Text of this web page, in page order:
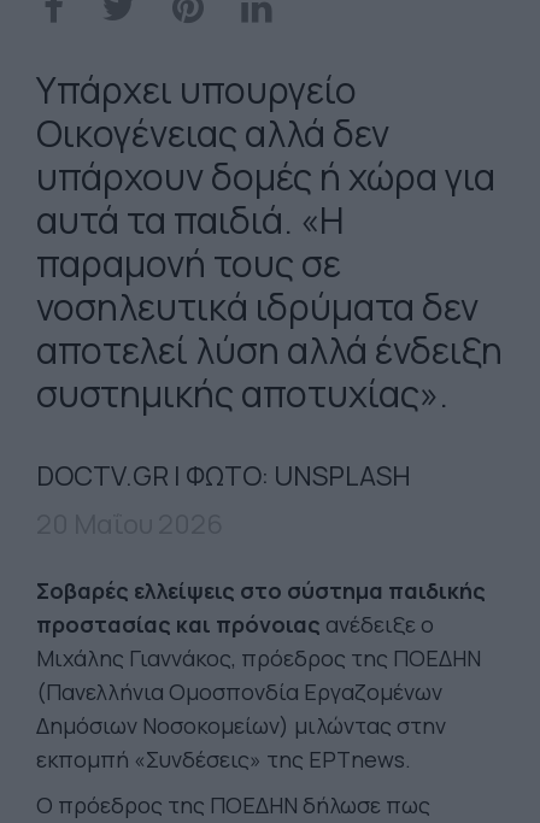
Υπάρχει υπουργείο
Οικογένειας αλλά δεν
υπάρχουν δομές ή χώρα για
αυτά τα παιδιά. «Η
παραμονή τους σε
νοσηλευτικά ιδρύματα δεν
αποτελεί λύση αλλά ένδειξη
συστημικής αποτυχίας».
DOCTV.GR | ΦΩΤΟ: UNSPLASH
Σοβαρές ελλείψεις στο σύστημα παιδικής
προστασίας και πρόνοιας ανέδειξε ο
Μιχάλης Γιαννάκος, πρόεδρος της ΠΟΕΔΗΝ
(Πανελλήνια Ομοσπονδία Εργαζομένων
Δημόσιων Νοσοκομείων) μιλώντας στην
εκπομπή «Συνδέσεις» της ΕΡΤnews.
Ο πρόεδρος της ΠΟΕΔΗΝ δήλωσε πως